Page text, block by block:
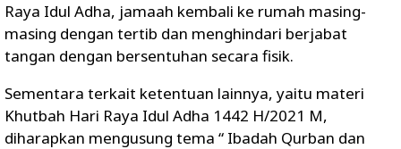
Raya Idul Adha, jamaah kembali ke rumah masing-
masing dengan tertib dan menghindari berjabat
tangan dengan bersentuhan secara fisik.
Sementara terkait ketentuan lainnya, yaitu materi
Khutbah Hari Raya Idul Adha 1442 H/2021 M,
diharapkan mengusung tema “ Ibadah Qurban dan